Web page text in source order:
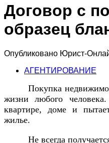
Договор с
образец
Опубликовано Юрист-
АГЕНТИРОВАНИЕ
Покупка
жизни любого
квартире, доме и
жилье.
Не всегда